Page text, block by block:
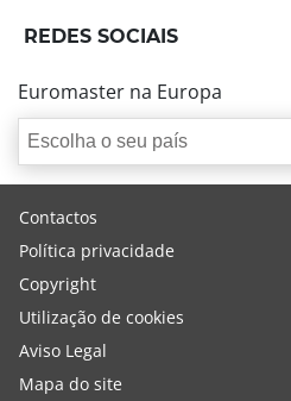
REDES SOCIAIS
Euromaster na Europa
Escolha o seu país
Contactos
Política privacidade
Copyright
Utilização de cookies
Aviso Legal
Mapa do site